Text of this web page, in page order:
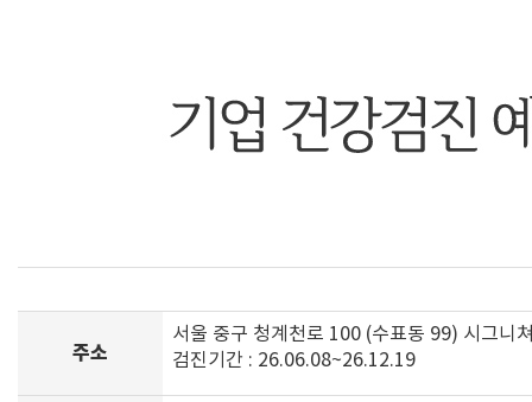
주소
서울 중구 청계천로 100 (수표동 99) 시그니
검진기간 : 26.06.08~26.12.19